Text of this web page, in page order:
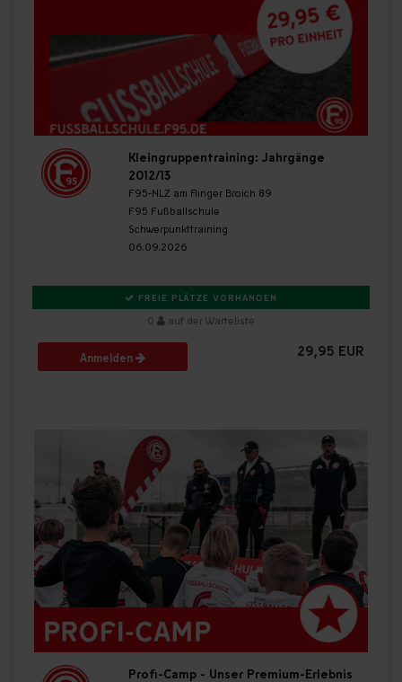
Kleingruppentraining: Jahrgänge
2012/13
F95-NLZ am Flinger Broich 89
F95 Fußballschule
Schwerpunkttraining
06.09.2026
FREIE PLÄTZE VORHANDEN
0 auf der Warteliste
Anmelden 29,95 EUR
Profi-Camp - Unser Premium-Erlebnis